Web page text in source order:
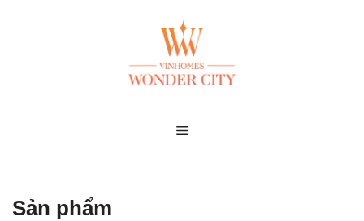
MENU
Sản phẩm